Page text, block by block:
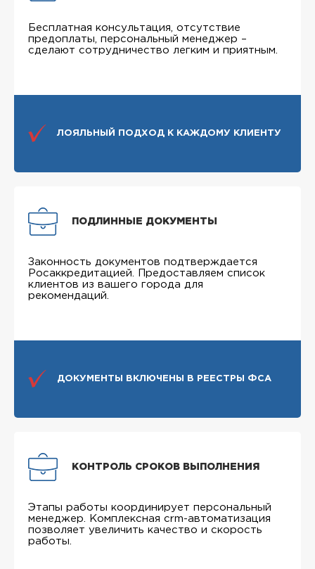
Бесплатная консультация, отсутствие
предоплаты, персональный менеджер –
сделают сотрудничество легким и приятным.
ЛОЯЛЬНЫЙ ПОДХОД К КАЖДОМУ КЛИЕНТУ
ПОДЛИННЫЕ ДОКУМЕНТЫ
Законность документов подтверждается
Росаккредитацией. Предоставляем список
клиентов из вашего города для
рекомендаций.
ДОКУМЕНТЫ ВКЛЮЧЕНЫ В РЕЕСТРЫ ФСА
КОНТРОЛЬ СРОКОВ ВЫПОЛНЕНИЯ
Этапы работы координирует персональный
менеджер. Комплексная crm-автоматизация
позволяет увеличить качество и скорость
работы.